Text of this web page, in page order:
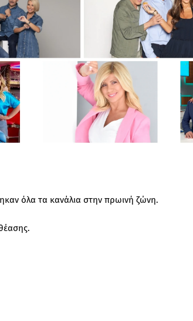
όλα τα κανάλια στην πρωινή ζώνη.